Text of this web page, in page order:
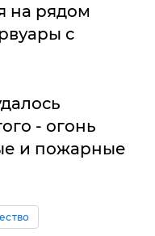
на рядом
с
- огонь
и пожарные